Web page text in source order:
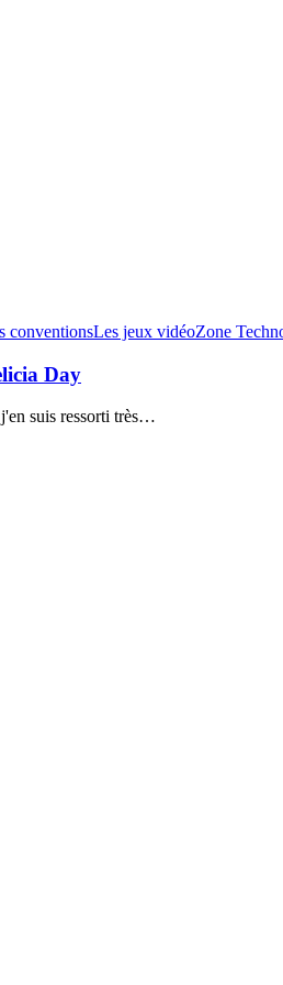
conventionsLes jeux vidéoZone
Day
suis ressorti très…